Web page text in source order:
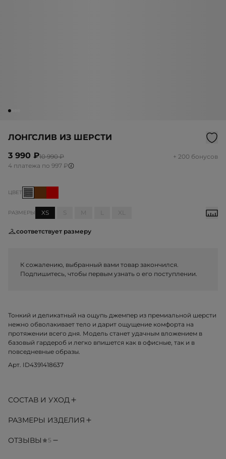
ЛОНГСЛИВ ИЗ ШЕРСТИ
3 990 ₽10 990 ₽
+ 200 бонусов
4 платежа по 997 ₽
ЦВЕТ
РАЗМЕРЫ XS M XL
соответствует размеру
К сожалению, выбранный вами товар закончился.
Подпишитесь, чтобы первым узнать о его поступлении.
Тонкий и деликатный на ощупь джемпер из премиальной шерсти
нежно обволакивает тело и дарит ощущение комфорта на
протяжении всего дня. Модель станет удачным вложением в
базовый гардероб и легко впишется как в офисные, так и в
повседневные образы.
Арт. ID4391418637
СОСТАВ И УХОД
РАЗМЕРЫ ИЗДЕЛИЯ
ОТЗЫВЫ 5